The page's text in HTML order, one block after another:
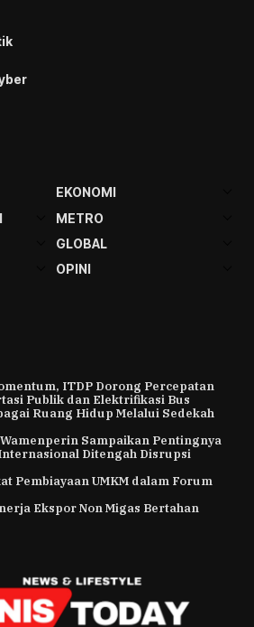
EKONOMI
METRO
GLOBAL
OPINI
ITDP Dorong Percepatan
Publik dan Elektrifikasi Bus
Ruang Hidup Melalui Sedekah
Wamenperin Sampaikan Pentingnya
Ditengah Disrupsi
Pembiayaan UMKM dalam Forum
Ekspor Non Migas Bertahan